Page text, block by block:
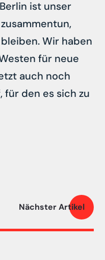
ist unser
Wir haben
für neue
auch noch
für den es sich zu
Nächster Artikel